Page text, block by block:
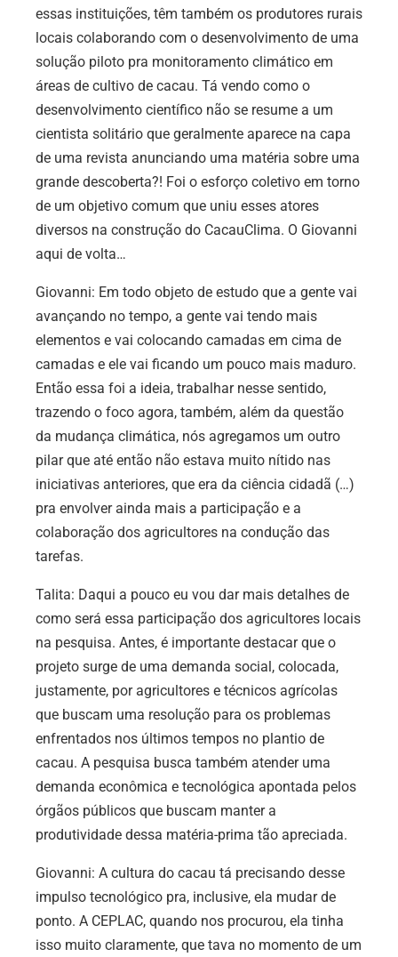
essas instituições, têm também os produtores rurais
locais colaborando com o desenvolvimento de uma
solução piloto pra monitoramento climático em
áreas de cultivo de cacau. Tá vendo como o
desenvolvimento científico não se resume a um
cientista solitário que geralmente aparece na capa
de uma revista anunciando uma matéria sobre uma
grande descoberta?! Foi o esforço coletivo em torno
de um objetivo comum que uniu esses atores
diversos na construção do CacauClima. O Giovanni
aqui de volta…
Giovanni: Em todo objeto de estudo que a gente vai
avançando no tempo, a gente vai tendo mais
elementos e vai colocando camadas em cima de
camadas e ele vai ficando um pouco mais maduro.
Então essa foi a ideia, trabalhar nesse sentido,
trazendo o foco agora, também, além da questão
da mudança climática, nós agregamos um outro
pilar que até então não estava muito nítido nas
iniciativas anteriores, que era da ciência cidadã (…)
pra envolver ainda mais a participação e a
colaboração dos agricultores na condução das
tarefas.
Talita: Daqui a pouco eu vou dar mais detalhes de
como será essa participação dos agricultores locais
na pesquisa. Antes, é importante destacar que o
projeto surge de uma demanda social, colocada,
justamente, por agricultores e técnicos agrícolas
que buscam uma resolução para os problemas
enfrentados nos últimos tempos no plantio de
cacau. A pesquisa busca também atender uma
demanda econômica e tecnológica apontada pelos
órgãos públicos que buscam manter a
produtividade dessa matéria-prima tão apreciada.
Giovanni: A cultura do cacau tá precisando desse
impulso tecnológico pra, inclusive, ela mudar de
ponto. A CEPLAC, quando nos procurou, ela tinha
isso muito claramente, que tava no momento de um